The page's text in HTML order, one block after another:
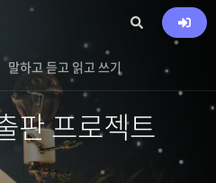
말하고 듣고 읽고 쓰기
판 프로젝트